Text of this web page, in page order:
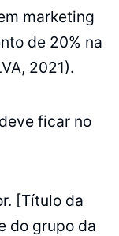
marketing
de 20% na
2021).
ficar no
[Título da
do grupo da